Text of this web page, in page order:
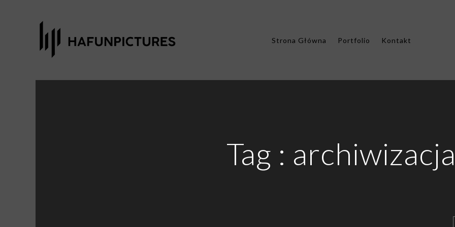
Strona Główna Portfolio Kontakt
Tag :